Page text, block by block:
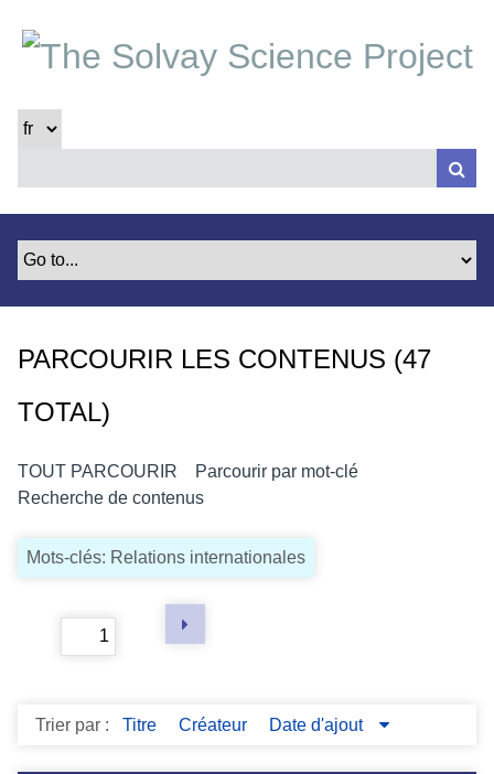
t
PARCOURIR LES CONTENUS (47
TOTAL)
TOUT PARCOURIR
Parcourir par mot-clé
Recherche de contenus
Mots-clés: Relations internationales
Trier par : Titre Créateur Date d'ajout